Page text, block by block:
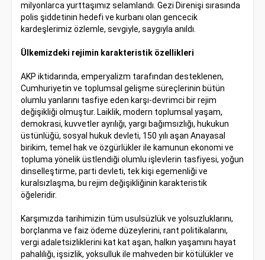
milyonlarca yurttaşımız selamlandı. Gezi Direnişi sırasında
polis şiddetinin hedefi ve kurbanı olan gencecik
kardeşlerimiz özlemle, sevgiyle, saygıyla anıldı.
Ülkemizdeki rejimin karakteristik özellikleri
AKP iktidarında, emperyalizm tarafından desteklenen,
Cumhuriyetin ve toplumsal gelişme süreçlerinin bütün
olumlu yanlarını tasfiye eden karşı-devrimci bir rejim
değişikliği olmuştur. Laiklik, modern toplumsal yaşam,
demokrasi, kuvvetler ayrılığı, yargı bağımsızlığı, hukukun
üstünlüğü, sosyal hukuk devleti, 150 yılı aşan Anayasal
birikim, temel hak ve özgürlükler ile kamunun ekonomi ve
topluma yönelik üstlendiği olumlu işlevlerin tasfiyesi, yoğun
dinselleştirme, parti devleti, tek kişi egemenliği ve
kuralsızlaşma, bu rejim değişikliğinin karakteristik
öğeleridir.
Karşımızda tarihimizin tüm usulsüzlük ve yolsuzluklarını,
borçlanma ve faiz ödeme düzeylerini, rant politikalarını,
vergi adaletsizliklerini kat kat aşan, halkın yaşamını hayat
pahalılığı, işsizlik, yoksulluk ile mahveden bir kötülükler ve